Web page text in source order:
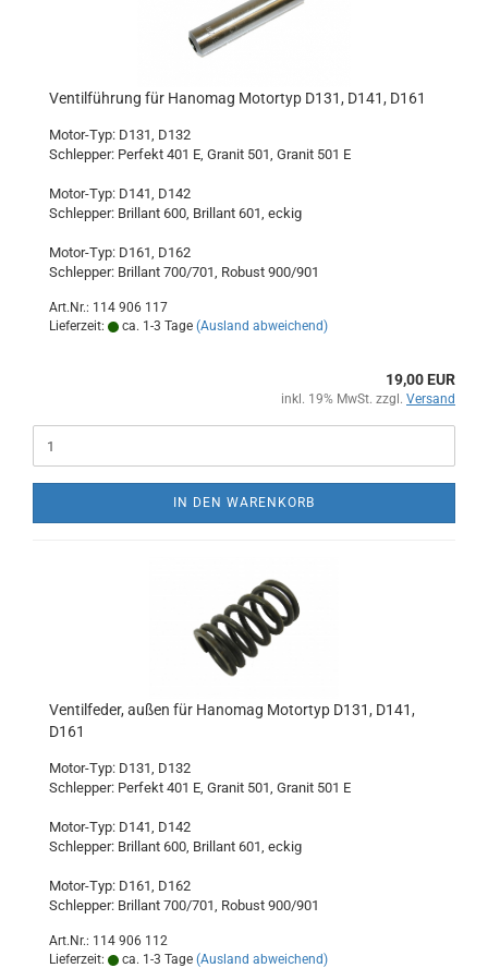
Ventilführung für Hanomag Motortyp D131, D141, D161
Motor-Typ: D131, D132
Schlepper: Perfekt 401 E, Granit 501, Granit 501 E
Motor-Typ: D141, D142
Schlepper: Brillant 600, Brillant 601, eckig
Motor-Typ: D161, D162
Schlepper: Brillant 700/701, Robust 900/901
Art.Nr.: 114 906 117
Lieferzeit:
ca. 1-3 Tage (Ausland abweichend)
19,00 EUR
inkl. 19% MwSt. zzgl. Versand
IN DEN WARENKORB
Ventilfeder, außen für Hanomag Motortyp D131, D141,
D161
Motor-Typ: D131, D132
Schlepper: Perfekt 401 E, Granit 501, Granit 501 E
Motor-Typ: D141, D142
Schlepper: Brillant 600, Brillant 601, eckig
Motor-Typ: D161, D162
Schlepper: Brillant 700/701, Robust 900/901
Art.Nr.: 114 906 112
Lieferzeit:
ca. 1-3 Tage (Ausland abweichend)